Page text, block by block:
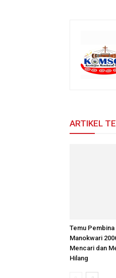
ARTIKEL
Temu Pembina
Manokwari
Mencari dan
Hilang